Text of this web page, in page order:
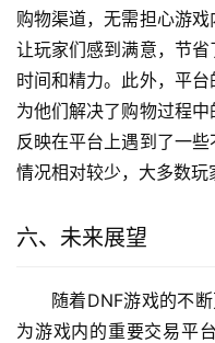
购物渠道，无需担心游
让玩家们感到满意，节
时间和精力。此外，平台
为他们解决了购物过程
反映在平台上遇到了一
情况相对较少，大多数玩
六、未来展望
随着DNF游戏的不
为游戏内的重要交易平